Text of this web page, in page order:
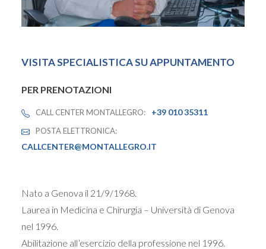
VISITA SPECIALISTICA SU APPUNTAMENTO
PER PRENOTAZIONI
CALL CENTER MONTALLEGRO: +39 010 35311
POSTA ELETTRONICA:
CALLCENTER@MONTALLEGRO.IT
Nato a Genova il 21/9/1968.
Laurea in Medicina e Chirurgia – Università di Genova
nel 1996.
Abilitazione all’esercizio della professione nel 1996.